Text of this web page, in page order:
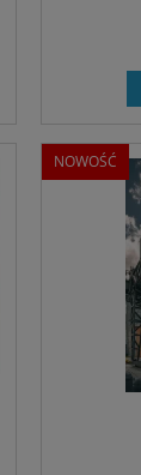
NOWOŚĆ